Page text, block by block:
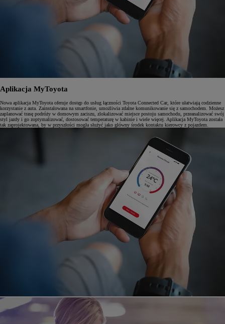
Aplikacja MyToyota
Nowa aplikacja MyToyota oferuje dostęp do usług łączności Toyota Connected Car, które ułatwiają codzienne
korzystanie z auta. Zainstalowana na smartfonie, umożliwia zdalne komunikowanie się z samochodem. Możesz
zaplanować trasę podróży w domowym zaciszu, zlokalizować miejsce postoju samochodu, przeanalizować swój
styl jazdy i go zoptymalizować, dostosować temperaturę w kabinie i wiele więcej. Aplikacja MyToyota została
tak zaprojektowana, by w przyszłości mogła służyć jako główny środek kontaktu kierowcy z pojazdem.